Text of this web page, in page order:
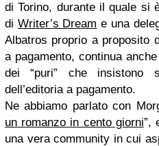
di Torino, durante il quale si
di Writer’s Dream e una
Albatros proprio a proposito
a pagamento, continua
dei “puri” che insistono
dell’editoria a pagamento.
Ne abbiamo parlato con
un romanzo in cento giorni”,
una vera community in cui